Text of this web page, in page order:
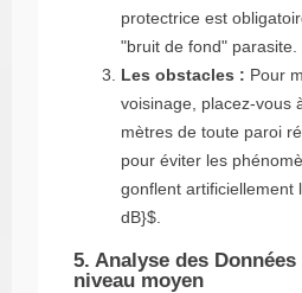
protectrice est
"bruit de fond" parasite.
Les obstacles : Pour
voisinage, placez-vous
mètres de toute paroi
pour éviter les
gonflent artificiellement
dB}$
5. Analyse des
niveau moyen